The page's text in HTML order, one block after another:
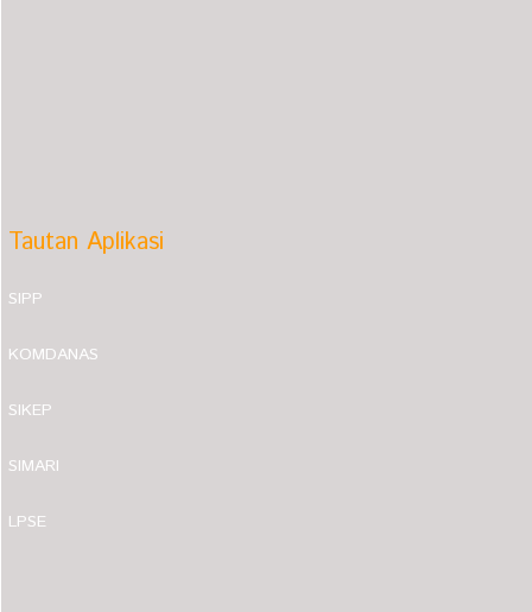
Tautan Aplikasi
SIPP
KOMDANAS
SIKEP
SIMARI
LPSE